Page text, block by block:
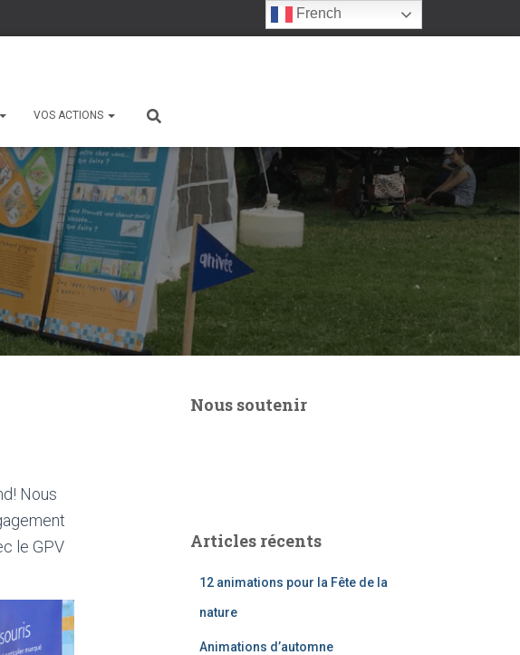
VOS ACTIONS
Nous
le GPV
Nous soutenir
Articles récents
12 animations pour la Fête de la
nature
Animations d’automne
French